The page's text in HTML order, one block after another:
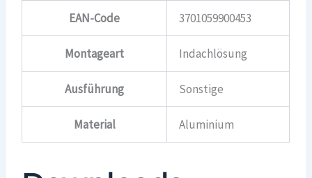
EAN-Code 3701059900453
Montageart Indachlösung
Ausführung Sonstige
Material Aluminium